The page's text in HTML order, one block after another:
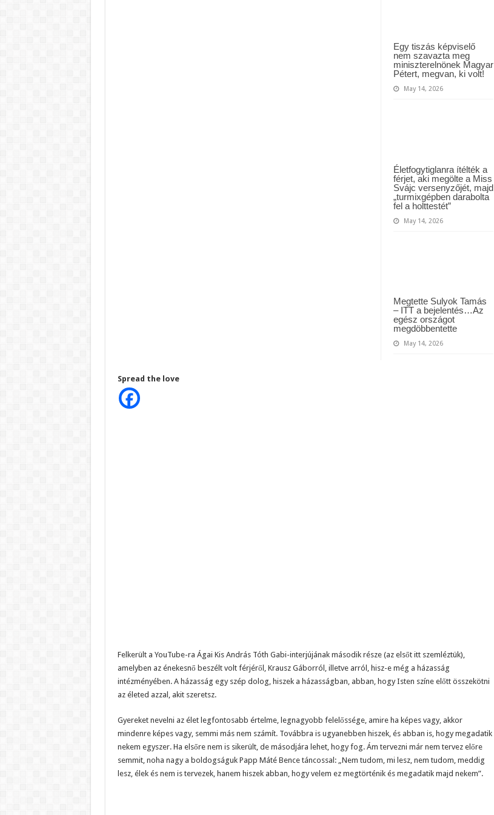
Egy tiszás képviselő
nem szavazta meg
miniszterelnönek Magyar
Pétert, megvan, ki volt!
May 14, 2026
Életfogytiglanra ítélték a
férjet, aki megölte a Miss
Svájc versenyzőjét, majd
„turmixgépben darabolta
fel a holttestét”
May 14, 2026
Megtette Sulyok Tamás
– ITT a bejelentés…Az
egész országot
megdöbbentette
May 14, 2026
Spread the love
Felkerült a YouTube-ra Ágai Kis András Tóth Gabi-interjújának második része (az elsőt itt szemléztük),
amelyben az énekesnő beszélt volt férjéről, Krausz Gáborról, illetve arról, hisz-e még a házasság
intézményében. A házasság egy szép dolog, hiszek a házasságban, abban, hogy Isten színe előtt összekötni
az életed azzal, akit szeretsz.
Gyereket nevelni az élet legfontosabb értelme, legnagyobb felelőssége, amire ha képes vagy, akkor
mindenre képes vagy, semmi más nem számít. Továbbra is ugyanebben hiszek, és abban is, hogy megadatik
nekem egyszer. Ha elsőre nem is sikerült, de másodjára lehet, hogy fog. Ám tervezni már nem tervez előre
semmit, noha nagy a boldogságuk Papp Máté Bence táncossal: „Nem tudom, mi lesz, nem tudom, meddig
lesz, élek és nem is tervezek, hanem hiszek abban, hogy velem ez megtörténik és megadatik majd nekem”.